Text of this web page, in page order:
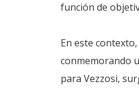
función de
En este
conmemorando
para Vezzosi,